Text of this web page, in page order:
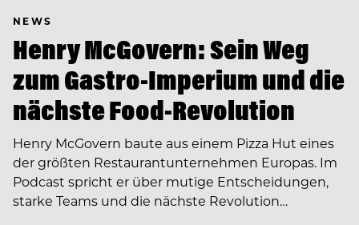
NEWS
Henry McGovern: Sein Weg
zum Gastro-Imperium und die
nächste Food-Revolution
Henry McGovern baute aus einem Pizza Hut eines
der größten Restaurantunternehmen Europas. Im
Podcast spricht er über mutige Entscheidungen,
starke Teams und die nächste Revolution…